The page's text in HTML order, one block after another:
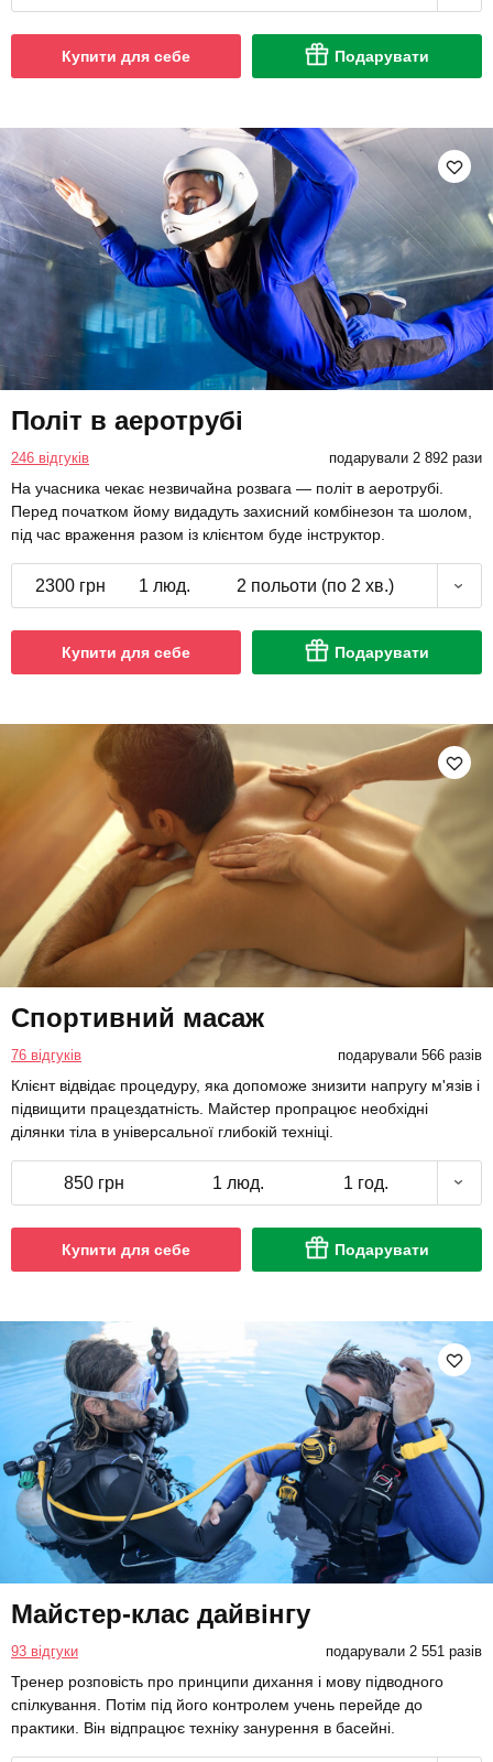
Купити для себе Подарувати
Політ в аеротрубі
246 відгуків подарували 2 892 рази
На учасника чекає незвичайна розвага — політ в аеротрубі.
Перед початком йому видадуть захисний комбінезон та шолом,
під час враження разом із клієнтом буде інструктор.
2300 грн 1 люд. 2 польоти (по 2 хв.)
Купити для себе Подарувати
Спортивний масаж
76 відгуків подарували 566 разів
Клієнт відвідає процедуру, яка допоможе знизити напругу м'язів і
підвищити працездатність. Майстер пропрацює необхідні
ділянки тіла в універсальної глибокій техніці.
850 грн 1 люд. 1 год.
Купити для себе Подарувати
Майстер-клас дайвінгу
93 відгуки подарували 2 551 разів
Тренер розповість про принципи дихання і мову підводного
спілкування. Потім під його контролем учень перейде до
практики. Він відпрацює техніку занурення в басейні.